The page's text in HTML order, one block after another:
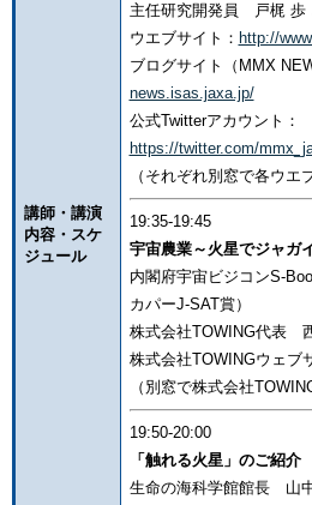
講師・講演
内容・スケ
ジュール
主任研究開発員 戸梶 歩
ウエブサイト： http://
ブログサイト（MMX
news.isas.jaxa.jp/
公式Twitterアカウント：
https://twitter.com/
（それぞれ別窓で各ウエ
19:35-19:45
宇宙農業～火星でジャガ
内閣府宇宙ビジコンS-
カパーJ-SAT賞）
株式会社TOWING代表
株式会社TOWINGウェブ
（別窓で株式会社
19:50-20:00
「触れる火星」のご紹介
生命の海科学館館長 山